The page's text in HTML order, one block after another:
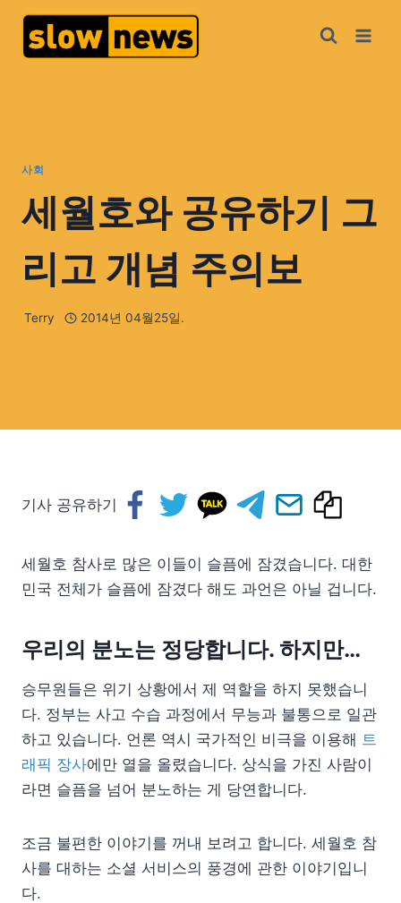
사회
세월호와 공유하기 그
리고 개념 주의보
Terry 2014년 04월25일.
기사 공유하기
세월호 참사로 많은 이들이 슬픔에 잠겼습니다. 대한
민국 전체가 슬픔에 잠겼다 해도 과언은 아닐 겁니다.
우리의 분노는 정당합니다. 하지만…
승무원들은 위기 상황에서 제 역할을 하지 못했습니
다. 정부는 사고 수습 과정에서 무능과 불통으로 일관
하고 있습니다. 언론 역시 국가적인 비극을 이용해 트
래픽 장사에만 열을 올렸습니다. 상식을 가진 사람이
라면 슬픔을 넘어 분노하는 게 당연합니다.
조금 불편한 이야기를 꺼내 보려고 합니다. 세월호 참
사를 대하는 소셜 서비스의 풍경에 관한 이야기입니
다.